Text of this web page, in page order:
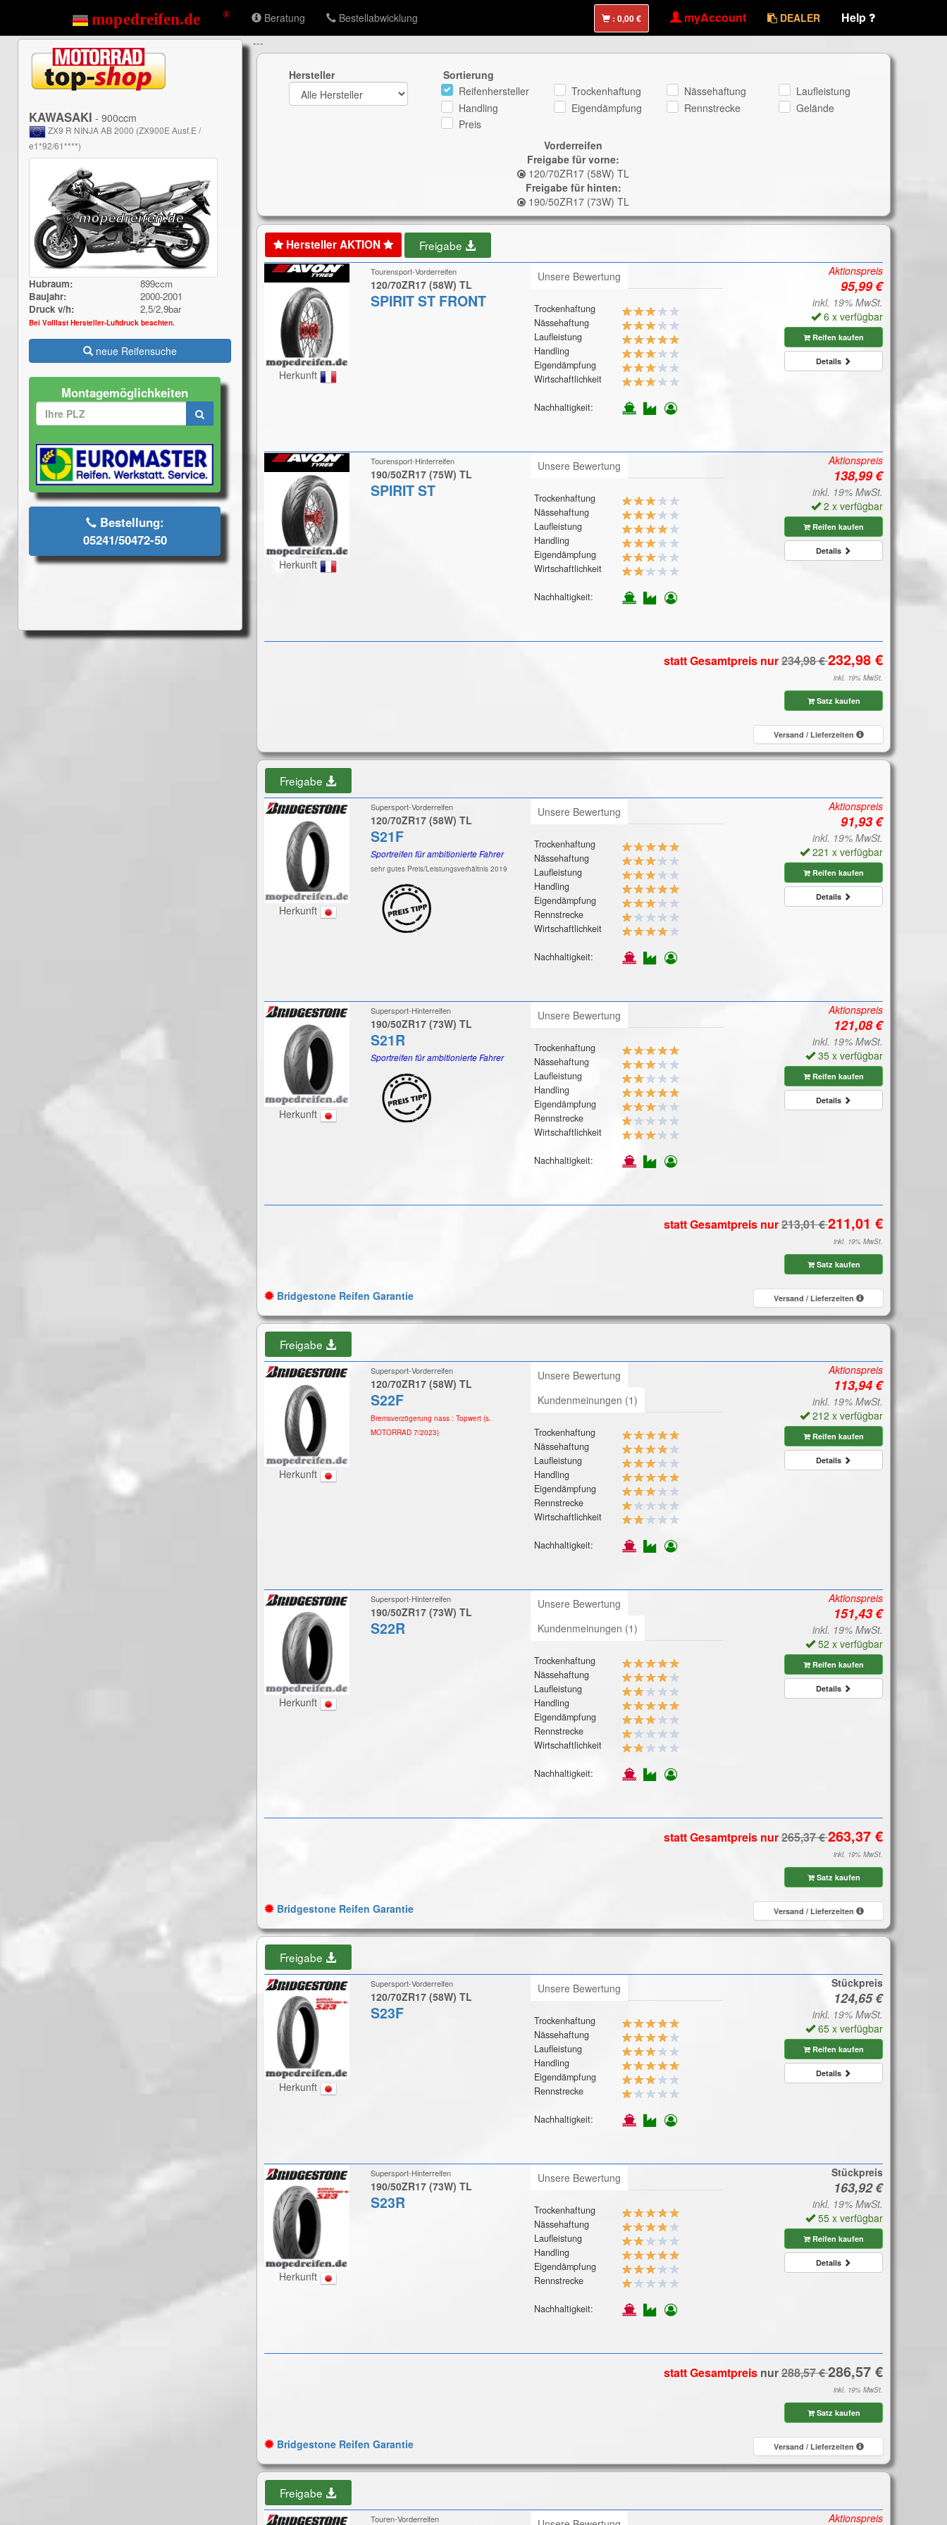
Beratung Bestellabwicklung : myAccount DEALER Help
KAWASAKI - 900ccm
ZX9 R NINJA AB 2000 (ZX900E Ausf.E /
e1*92/61****)
Hubraum:
899ccm
Baujahr:
2000-2001
Druck v/h:
2,5/2,9bar
Bei Volllast Hersteller-Luftdruck beachten.
neue Reifensuche
Montagemöglichkeiten
Bestellung:
05241/50472-50
---
Hersteller
Sortierung
Reifenhersteller
Trockenhaftung Nässehaftung
Laufleistung
Handling
Eigendämpfung Rennstrecke
Gelände
Preis
Vorderreifen
Freigabe für vorne:
120/70ZR17 (58W) TL
Freigabe für hinten:
190/50ZR17 (73W) TL
Hersteller AKTION Freigabe
Herkunft
Tourensport-Vorderreifen
120/70ZR17 (58W) TL
SPIRIT ST FRONT
Unsere Bewertung
Trockenhaftung
Nässehaftung
Laufleistung
Handling
Eigendämpfung
Wirtschaftlichkeit
Nachhaltigkeit:
Aktionspreis
inkl. 19% MwSt.
6 x verfügbar
Reifen kaufen
Details
Herkunft
Tourensport-Hinterreifen
190/50ZR17 (75W) TL
SPIRIT ST
Unsere Bewertung
Trockenhaftung
Nässehaftung
Laufleistung
Handling
Eigendämpfung
Wirtschaftlichkeit
Nachhaltigkeit:
Aktionspreis
inkl. 19% MwSt.
2 x verfügbar
Reifen kaufen
Details
statt Gesamtpreis nur
inkl. 19% MwSt.
Satz kaufen
Versand / Lieferzeiten
Freigabe
Herkunft
Supersport-Vorderreifen
120/70ZR17 (58W) TL
S21F
Sportreifen für ambitionierte Fahrer
sehr gutes Preis/Leistungsverhältnis 2019
Unsere Bewertung
Trockenhaftung
Nässehaftung
Laufleistung
Handling
Eigendämpfung
Rennstrecke
Wirtschaftlichkeit
Nachhaltigkeit:
Aktionspreis
inkl. 19% MwSt.
221 x verfügbar
Reifen kaufen
Details
Herkunft
Supersport-Hinterreifen
190/50ZR17 (73W) TL
S21R
Sportreifen für ambitionierte Fahrer
Unsere Bewertung
Trockenhaftung
Nässehaftung
Laufleistung
Handling
Eigendämpfung
Rennstrecke
Wirtschaftlichkeit
Nachhaltigkeit:
Aktionspreis
inkl. 19% MwSt.
35 x verfügbar
Reifen kaufen
Details
statt Gesamtpreis nur
inkl. 19% MwSt.
Satz kaufen
Bridgestone Reifen Garantie Versand / Lieferzeiten
Freigabe
Herkunft
Supersport-Vorderreifen
120/70ZR17 (58W) TL
S22F
Bremsverzögerung nass : Topwert (s.
MOTORRAD 7/2023)
Unsere Bewertung
Kundenmeinungen (1)
Trockenhaftung
Nässehaftung
Laufleistung
Handling
Eigendämpfung
Rennstrecke
Wirtschaftlichkeit
Nachhaltigkeit:
Aktionspreis
inkl. 19% MwSt.
212 x verfügbar
Reifen kaufen
Details
Herkunft
Supersport-Hinterreifen
190/50ZR17 (73W) TL
S22R
Unsere Bewertung
Kundenmeinungen (1)
Trockenhaftung
Nässehaftung
Laufleistung
Handling
Eigendämpfung
Rennstrecke
Wirtschaftlichkeit
Nachhaltigkeit:
Aktionspreis
inkl. 19% MwSt.
52 x verfügbar
Reifen kaufen
Details
statt Gesamtpreis nur
inkl. 19% MwSt.
Satz kaufen
Bridgestone Reifen Garantie Versand / Lieferzeiten
Freigabe
Herkunft
Supersport-Vorderreifen
120/70ZR17 (58W) TL
S23F
Unsere Bewertung
Trockenhaftung
Nässehaftung
Laufleistung
Handling
Eigendämpfung
Rennstrecke
Nachhaltigkeit:
Stückpreis
inkl. 19% MwSt.
65 x verfügbar
Reifen kaufen
Details
Herkunft
Supersport-Hinterreifen
190/50ZR17 (73W) TL
S23R
Unsere Bewertung
Trockenhaftung
Nässehaftung
Laufleistung
Handling
Eigendämpfung
Rennstrecke
Nachhaltigkeit:
Stückpreis
inkl. 19% MwSt.
55 x verfügbar
Reifen kaufen
Details
statt Gesamtpreis nur
inkl. 19% MwSt.
Satz kaufen
Bridgestone Reifen Garantie Versand / Lieferzeiten
Freigabe
Touren-Vorderreifen Aktionspreis